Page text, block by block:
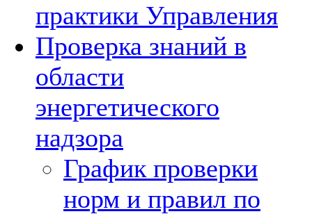
практики Управления
Проверка знаний в
области
энергетического
надзора
График проверки
норм и правил по